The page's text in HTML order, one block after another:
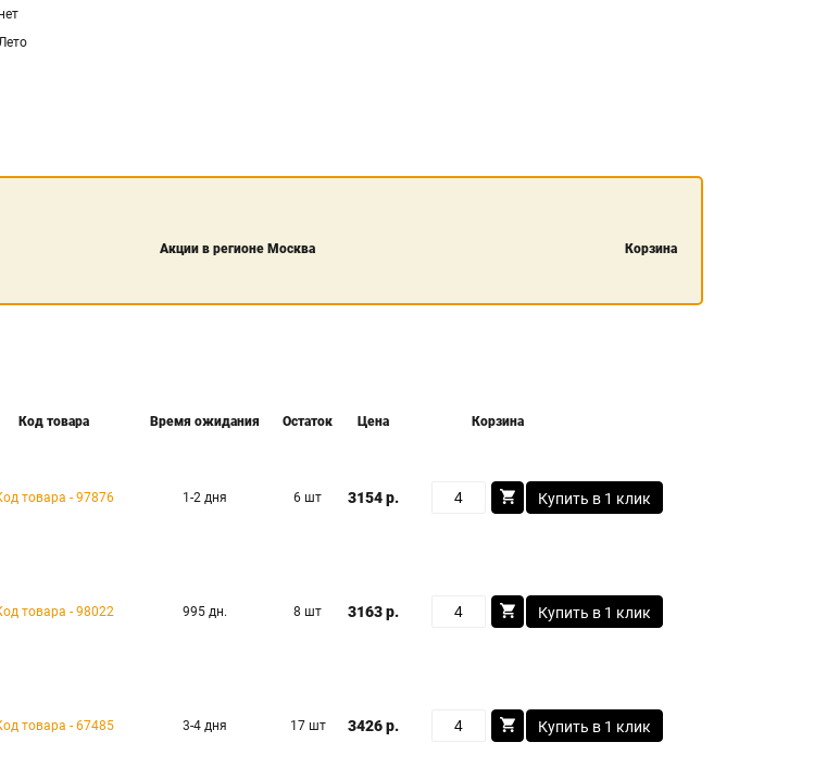
нет
Акции в регионе Москва Корзина
Код товара Время ожидания Остаток Цена Корзина
товара - 97876 1-2 дня 6 шт 3154 р. Купить в 1 клик
товара - 98022 995 дн. 8 шт 3163 р. Купить в 1 клик
товара - 67485 3-4 дня 17 шт 3426 р. Купить в 1 клик